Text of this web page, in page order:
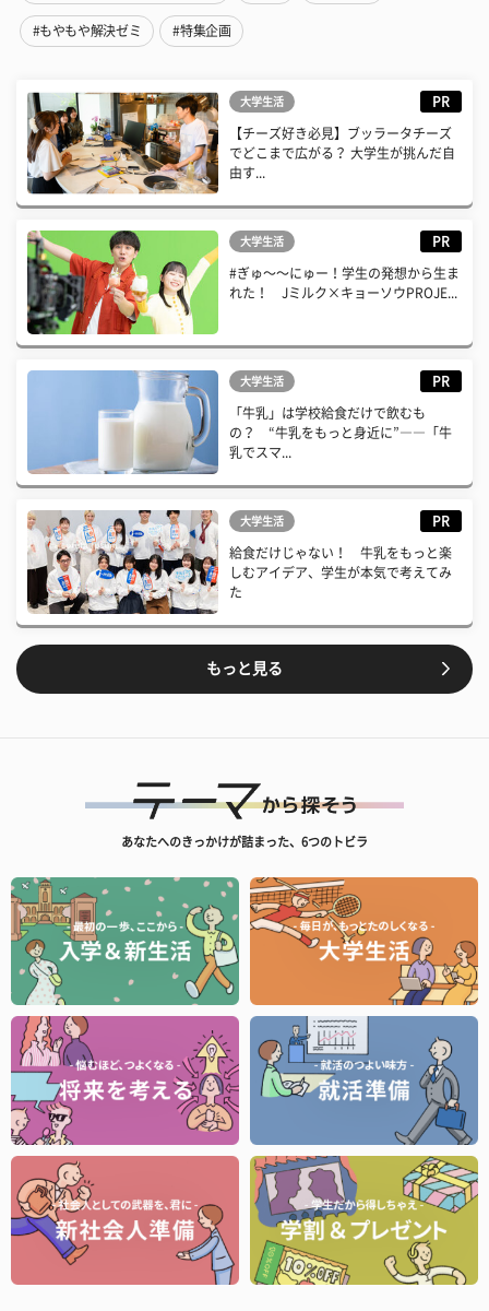
#もやもや解決ゼミ #特集企画
大学生活 PR
【チーズ好き必見】ブッラータチーズ
でどこまで広がる？ 大学生が挑んだ自
由す...
大学生活 PR
#ぎゅ〜〜にゅー！学生の発想から生ま
れた！ Jミルク×キョーソウPROJE...
大学生活 PR
「牛乳」は学校給食だけで飲むも
の？ “牛乳をもっと身近に”――「牛
乳でスマ...
大学生活 PR
給食だけじゃない！ 牛乳をもっと楽
しむアイデア、学生が本気で考えてみ
た
もっと見る
あなたへのきっかけが詰まった、6つのトビラ